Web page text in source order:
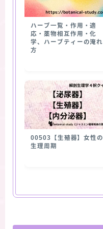
ハーブ一覧・作用・適
応・薬物相互作用・化
学、ハーブティーの淹れ
方
00503【生殖器】女性の
生理周期